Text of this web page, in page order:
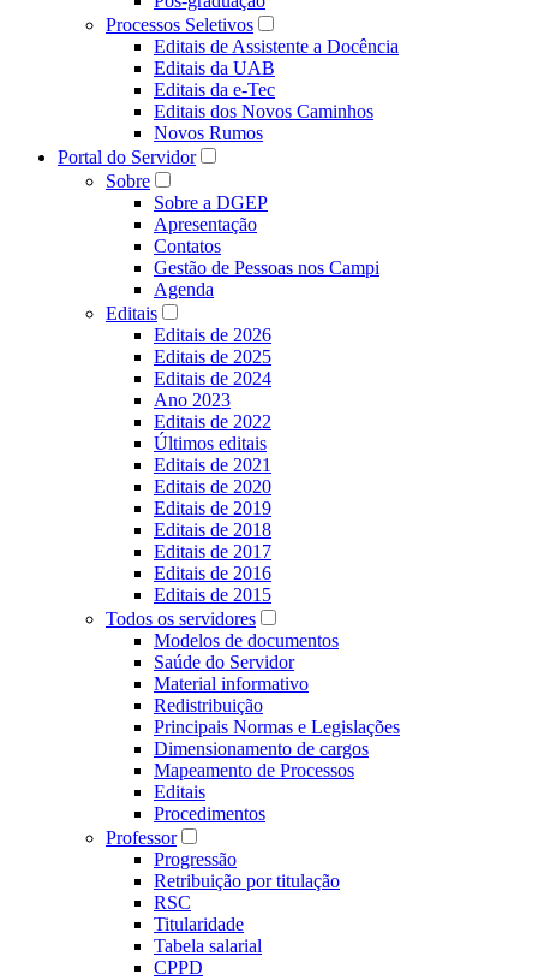
Processos Seletivos
Editais de Assistente a Docência
Editais da UAB
Editais da e-Tec
Editais dos Novos Caminhos
Novos Rumos
Portal do Servidor
Sobre
Sobre a DGEP
Apresentação
Contatos
Gestão de Pessoas nos Campi
Agenda
Editais
Editais de 2026
Editais de 2025
Editais de 2024
Ano 2023
Editais de 2022
Últimos editais
Editais de 2021
Editais de 2020
Editais de 2019
Editais de 2018
Editais de 2017
Editais de 2016
Editais de 2015
Todos os servidores
Modelos de documentos
Saúde do Servidor
Material informativo
Redistribuição
Principais Normas e Legislações
Dimensionamento de cargos
Mapeamento de Processos
Editais
Procedimentos
Professor
Progressão
Retribuição por titulação
RSC
Titularidade
Tabela salarial
CPPD